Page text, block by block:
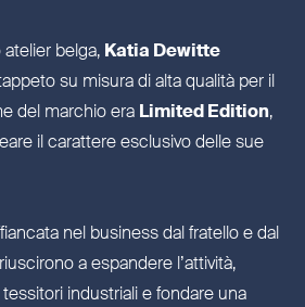
atelier belga, Katia Dewitte
su misura di alta qualità per il
del marchio era Limited Edition,
il carattere esclusivo delle sue
nel business dal fratello e dal
a espandere l’attività,
indu­striali e fondare una